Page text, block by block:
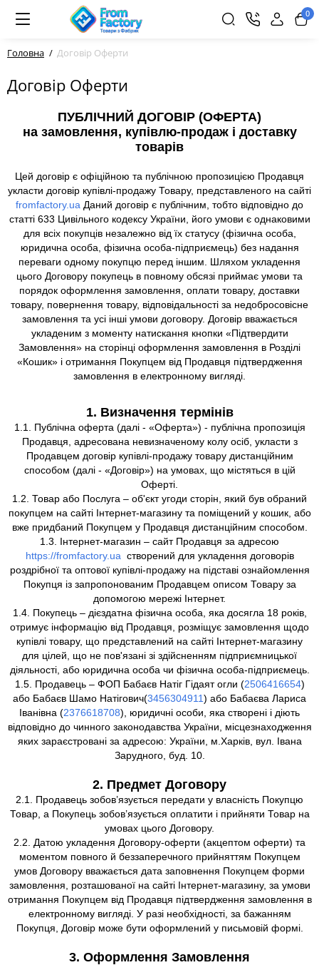
0
Головна Договір Оферти
Договір Оферти
ПУБЛІЧНИЙ ДОГОВІР (ОФЕРТА)
на замовлення, купівлю-продаж і доставку
товарів
Цей договір є офіційною та публічною пропозицією Продавця
укласти договір купівлі-продажу Товару, представленого на сайті
fromfactory.ua Даний договір є публічним, тобто відповідно до
статті 633 Цивільного кодексу України, його умови є однаковими
для всіх покупців незалежно від їх статусу (фізична особа,
юридична особа, фізична особа-підприємець) без надання
переваги одному покупцю перед іншим. Шляхом укладення
цього Договору покупець в повному обсязі приймає умови та
порядок оформлення замовлення, оплати товару, доставки
товару, повернення товару, відповідальності за недобросовісне
замовлення та усі інші умови договору. Договір вважається
укладеним з моменту натискання кнопки «Підтвердити
Замовлення» на сторінці оформлення замовлення в Розділі
«Кошик» і отримання Покупцем від Продавця підтвердження
замовлення в електронному вигляді.
1. Визначення термінів
1.1. Публічна оферта (далі - «Оферта») - публічна пропозиція
Продавця, адресована невизначеному колу осіб, укласти з
Продавцем договір купівлі-продажу товару дистанційним
способом (далі - «Договір») на умовах, що містяться в цій
Оферті.
1.2. Товар або Послуга – об'єкт угоди сторін, який був обраний
покупцем на сайті Інтернет-магазину та поміщений у кошик, або
вже придбаний Покупцем у Продавця дистанційним способом.
1.3. Інтернет-магазин – сайт Продавця за адресою
https://fromfactory.ua створений для укладення договорів
роздрібної та оптової купівлі-продажу на підставі ознайомлення
Покупця із запропонованим Продавцем описом Товару за
допомогою мережі Інтернет.
1.4. Покупець – дієздатна фізична особа, яка досягла 18 років,
отримує інформацію від Продавця, розміщує замовлення щодо
купівлі товару, що представлений на сайті Інтернет-магазину
для цілей, що не пов'язані зі здійсненням підприємницької
діяльності, або юридична особа чи фізична особа-підприємець.
1.5. Продавець – ФОП Бабаєв Натіг Гідаят огли (2506416654)
або Бабаєв Шамо Натігович(3456304911) або Бабаєва Лариса
Іванівна (2376618708), юридичні особи, яка створені і діють
відповідно до чинного законодавства України, місцезнаходження
яких зараєстровані за адресою: України, м.Харків, вул. Івана
Зарудного, буд. 10.
2. Предмет Договору
2.1. Продавець зобов’язується передати у власність Покупцю
Товар, а Покупець зобов’язується оплатити і прийняти Товар на
умовах цього Договору.
2.2. Датою укладення Договору-оферти (акцептом оферти) та
моментом повного й беззаперечного прийняттям Покупцем
умов Договору вважається дата заповнення Покупцем форми
замовлення, розташованої на сайті Інтернет-магазину, за умови
отримання Покупцем від Продавця підтвердження замовлення в
електронному вигляді. У разі необхідності, за бажанням
Покупця, Договір може бути оформлений у письмовій формі.
3. Оформлення Замовлення